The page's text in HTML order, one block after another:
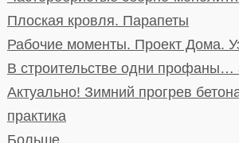
Плоская кровля. Парапеты
Рабочие моменты. Проект Дома.
В строительстве одни профаны…
Актуально! Зимний прогрев
практика